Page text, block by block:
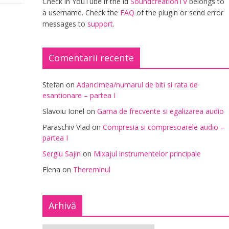
a username. Check the FAQ of the plugin or send error
messages to support.
Comentarii recente
Stefan on Adancimea/numarul de biti si rata de
esantionare – partea I
Slavoiu Ionel on Gama de frecvente si egalizarea audio
Paraschiv Vlad on Compresia si compresoarele audio –
partea I
Sergiu Sajin on Mixajul instrumentelor principale
Elena on Thereminul
Arhivă